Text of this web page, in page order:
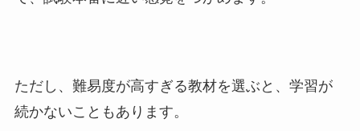
ただし、難易度が高すぎる教材を選ぶと、学習が
続かないこともあります。